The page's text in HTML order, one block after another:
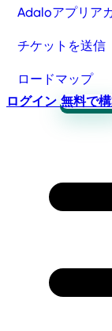
Adaloアプリア
チケットを送信
ロードマップ
ログイン 無料で